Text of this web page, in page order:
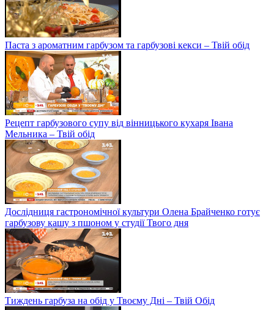
Паста з ароматним гарбузом та гарбузові кекси – Твій обід
Рецепт гарбузового супу від вінницького кухаря Івана
Мельника – Твій обід
Дослідниця гастрономічної культури Олена Брайченко готує
гарбузову кашу з пшоном у студії Твого дня
Тиждень гарбуза на обід у Твоєму Дні – Твій Обід